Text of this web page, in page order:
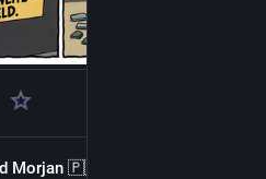
Morjan 🇵🇸𓂆🇵🇸